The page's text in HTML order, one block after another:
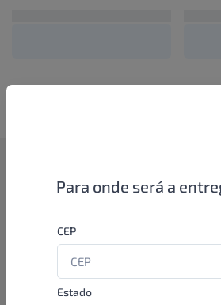
Para onde será a
CEP
Estado
Como funciona
aproveitar as promoções e ofertas direto
beleza e higiene em nossa plataforma. E
comprando de seus distribuidores
distribuidores para comprar cada vez
agilidade. Aproveite!